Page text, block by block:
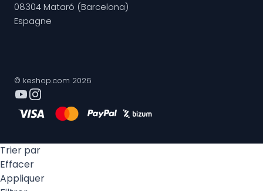
08304 Mataró (Barcelona)
Espagne
© keshop.com 2026
Trier par
Effacer
Appliquer